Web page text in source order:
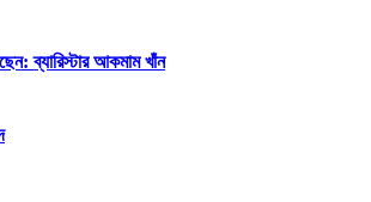
ব্যারিস্টার আকমাম খাঁন